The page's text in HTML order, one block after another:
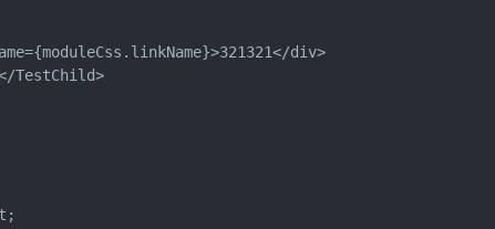
div>
TestChild>